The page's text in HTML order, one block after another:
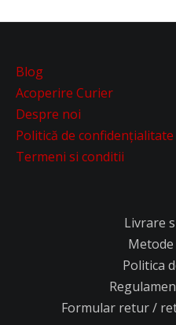
Blog
Acoperire Curier
Despre noi
Politică de confidențialitate
Termeni si conditii
Livrare
Politica
Formular retur /